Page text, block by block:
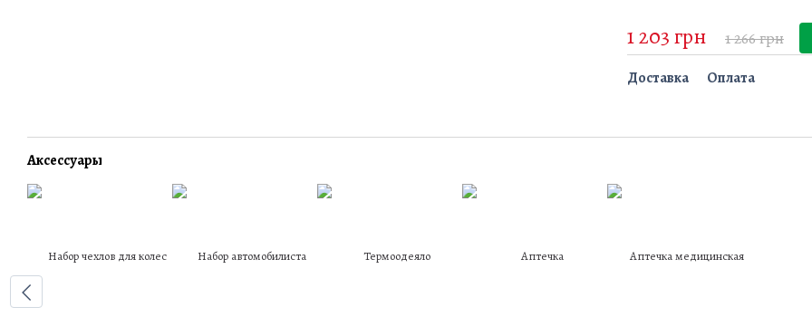
1 203 грн 1 266 грн
Доставка Оплата
Аксессуары